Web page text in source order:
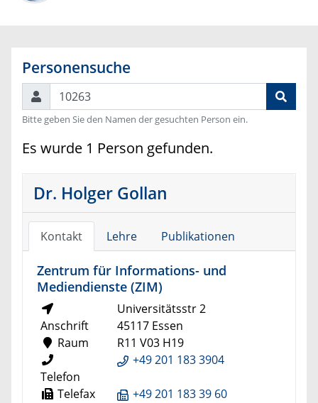
Personensuche
Suchen
Bitte geben Sie den Namen der gesuchten Person ein.
Es wurde 1 Person gefunden.
Dr. Holger Gollan
Kontakt Lehre Publikationen
Zentrum für Informations- und
Mediendienste (ZIM)
Anschrift
Universitätsstr 2
45117 Essen
Raum
R11 V03 H19
Telefon
+49 201 183 3904
Telefax
+49 201 183 39 60